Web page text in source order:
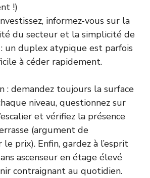
!)
informez-vous sur la
du secteur et la simplicité de
un duplex atypique est parfois
à céder rapidement.
: demandez toujours la surface
niveau, questionnez sur
et vérifiez la présence
(argument de
prix). Enfin, gardez à l’esprit
ascenseur en étage élevé
contraignant au quotidien.